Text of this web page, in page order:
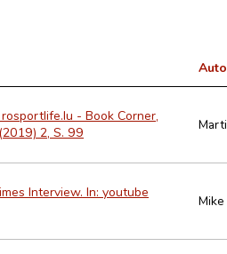
- Book Corner,
2, S. 99
Interview. In: youtube